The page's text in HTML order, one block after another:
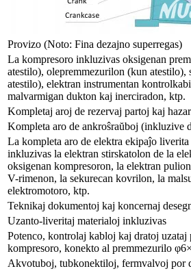
Provizo (Noto: Fina dezajno superregas)
La kompresoro inkluzivas oksigenan
atestilo), olepremmezurilon (kun atestilo),
atestilo), elektran instrumentan
malvarmigan dukton kaj inerciradon, ktp.
Kompletaj aroj de rezervaj partoj kaj
Kompleta aro de ankroŝraŭboj (inkluzive
La kompleta aro de elektra ekipaĵo
inkluzivas la elektran stirskatolon de la
oksigenan kompresoron, la elektran
V-rimenon, la sekurecan kovrilon, la
elektromotoro, ktp.
Teknikaj dokumentoj kaj koncernaj
Uzanto-liveritaj materialoj inkluzivas
Potenco, kontrolaj kabloj kaj dratoj uzataj
kompresoro, konekto al premmezurilo
Akvotuboj, tubkonektiloj, fermvalvoj por